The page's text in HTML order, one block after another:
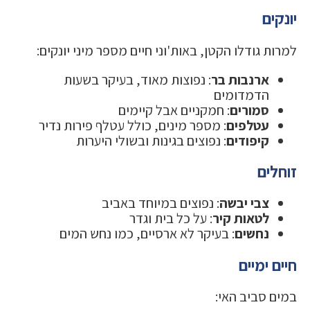
יונקים
למרות גודלו הקטן, באות'וני חיים מספר מיני יונקים:
ארנבות בר: נפוצות מאוד, בעיקר בשעות
הדמדומים
סמורים: חמקניים אבל קיימים
עטלפים: מספר מינים, כולל עטלף פירות נדיר
קיפודים: נפוצים בגינות ובשולי היערות
זוחלים
צבי יבשה: נפוצים במיוחד באביב
לטאות קיר: על כל בית וגדר
נחשים: בעיקר לא ארסיים, כמו נחש המים
חיים ימיים
במים סביב האי: